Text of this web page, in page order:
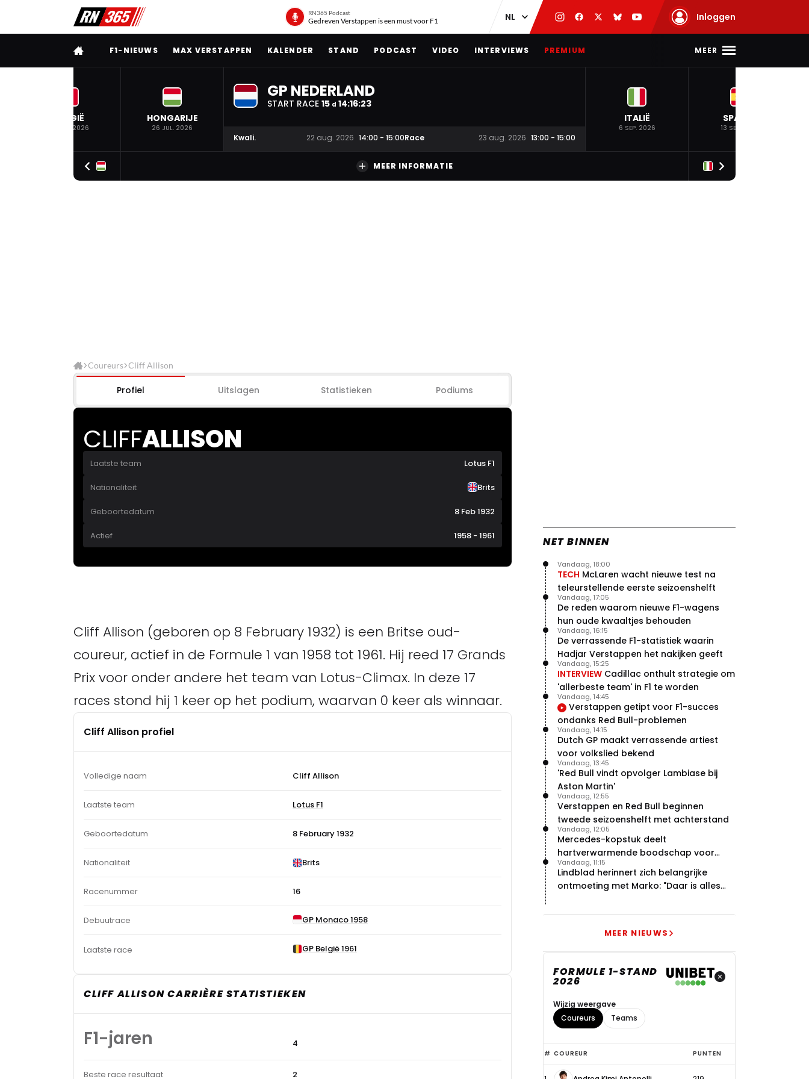
RN365 Podcast
Gedreven Verstappen is een must voor F1 Inloggen
VOLLEDIG MENU
F1-NIEUWS MAX VERSTAPPEN KALENDER STAND PODCAST VIDEO INTERVIEWS PREMIUM MEER
BELGIË
19 JUL. 2026
HONGARIJE
26 JUL. 2026
GP NEDERLAND
START RACE 15 d 14:16:22
Kwali. 22 aug. 2026 14:00 - 15:00Race 23 aug. 2026 13:00 - 15:00
ITALIË
6 SEP. 2026
SPANJE
13 SEP. 2026
MEER INFORMATIE
Coureurs Cliff Allison
Profiel Uitslagen Statistieken Podiums
CLIFFALLISON
Laatste team Lotus F1
Nationaliteit Brits
Geboortedatum 8 Feb 1932
Actief 1958 - 1961
Cliff Allison (geboren op 8 February 1932) is een Britse oud-
coureur, actief in de Formule 1 van 1958 tot 1961. Hij reed 17 Grands
Prix voor onder andere het team van Lotus-Climax. In deze 17
races stond hij 1 keer op het podium, waarvan 0 keer als winnaar.
Cliff Allison profiel
Volledige naam Cliff Allison
Laatste team Lotus F1
Geboortedatum 8 February 1932
Nationaliteit Brits
Racenummer 16
Debuutrace GP Monaco 1958
Laatste race GP België 1961
CLIFF ALLISON CARRIÈRE STATISTIEKEN
F1-jaren 4
Beste race resultaat 2
NET BINNEN
TECH McLaren wacht nieuwe test na
teleurstellende eerste seizoenshelft
Vandaag, 18:00
De reden waarom nieuwe F1-wagens
hun oude kwaaltjes behouden
Vandaag, 17:05
De verrassende F1-statistiek waarin
Hadjar Verstappen het nakijken geeft
Vandaag, 16:15
INTERVIEW Cadillac onthult strategie om
'allerbeste team' in F1 te worden
Vandaag, 15:25
Verstappen getipt voor F1-succes
ondanks Red Bull-problemen
Vandaag, 14:45
Dutch GP maakt verrassende artiest
voor volkslied bekend
Vandaag, 14:15
'Red Bull vindt opvolger Lambiase bij
Aston Martin'
Vandaag, 13:45
Verstappen en Red Bull beginnen
tweede seizoenshelft met achterstand
Vandaag, 12:55
Mercedes-kopstuk deelt
hartverwarmende boodschap voor
overstap naar Red Bull
Vandaag, 12:05
Lindblad herinnert zich belangrijke
ontmoeting met Marko: "Daar is alles
Vandaag, 11:15
MEER NIEUWS
FORMULE 1-STAND
2026
Wijzig weergave
Coureurs
Teams
Top
6
# COUREUR PUNTEN